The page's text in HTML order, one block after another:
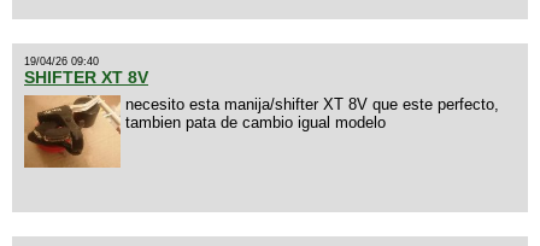
19/04/26 09:40
SHIFTER XT 8V
necesito esta manija/shifter XT 8V que este perfecto,
tambien pata de cambio igual modelo